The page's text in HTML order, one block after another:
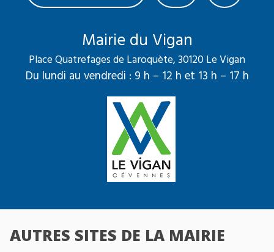
Mairie du Vigan
Place Quatrefages de Laroquète, 30120 Le Vigan
Du lundi au vendredi : 9 h – 12 h et 13 h – 17 h
AUTRES SITES DE LA MAIRIE